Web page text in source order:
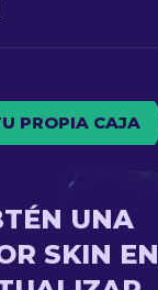
PROPIA CAJA
UNA
SKIN EN